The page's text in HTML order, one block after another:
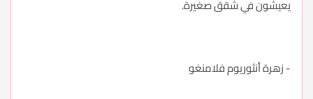
يعيشون في شقق صغيرة.
- زهرة أنثوريوم فلامنغو